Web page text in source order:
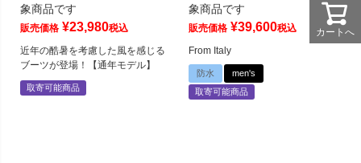
象商品です
販売価格 ¥23,980税込
近年の酷暑を考慮した風を感じる
ブーツが登場！【通年モデル】
取寄可能商品
象商品です
販売価格 ¥39,600税込
From Italy
防水
men's
取寄可能商品
カートへ